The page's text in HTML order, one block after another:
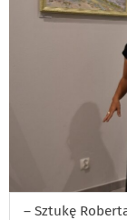
– Sztukę